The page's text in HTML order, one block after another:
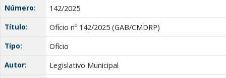
Número:
142/2025
Título:
Ofício nº 142/2025 (GAB/CMDRP)
Tipo:
Ofício
Autor:
Legislativo Municipal